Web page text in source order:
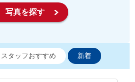
写真を探す
スタッフおすすめ 新着